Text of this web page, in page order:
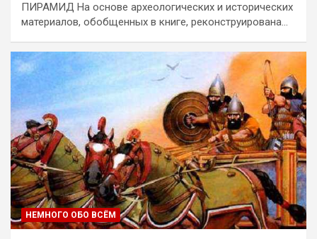
ПИРАМИД На основе археологических и исторических
материалов, обобщенных в книге, реконструирована…
НЕМНОГО ОБО ВСЁМ